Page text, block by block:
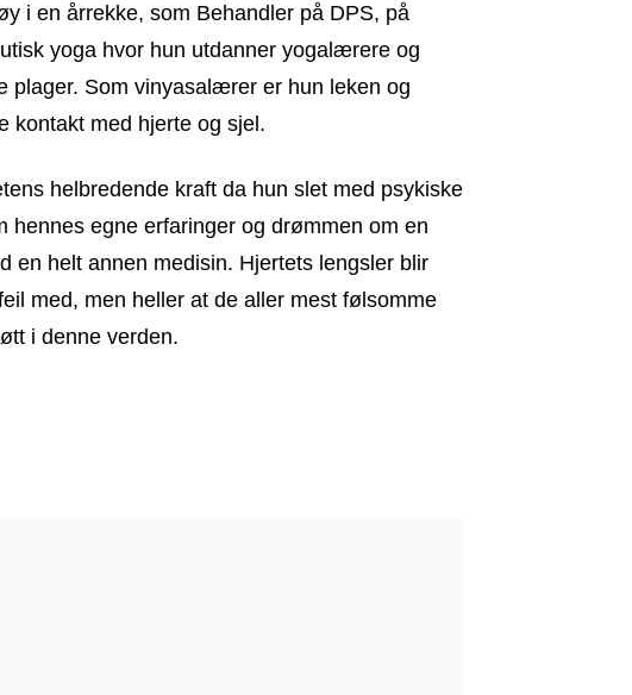
i en årrekke, som Behandler på DPS, på
yoga hvor hun utdanner yogalærere og
plager. Som vinyasalærer er hun leken og
kontakt med hjerte og sjel.
helbredende kraft da hun slet med psykiske
hennes egne erfaringer og drømmen om en
en helt annen medisin. Hjertets lengsler blir
med, men heller at de aller mest følsomme
i denne verden.